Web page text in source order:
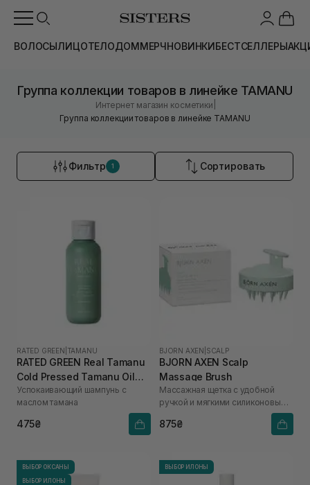
ВОЛОСЫЛИЦОТЕЛОДОММЕРЧНОВИНКИБЕСТСЕЛЛЕРЫ
Группа коллекции товаров в линейке TAMANU
Интернет магазин косметики
Группа коллекции товаров в линейке TAMANU
Фильтр 1 Сортировать
RATED GREEN TAMANU
RATED GREEN Real Tamanu
Cold Pressed Tamanu Oil
Soothing Scalp Shampoo
100 мл
Успокаивающий шампунь с
маслом тамана
475₴
BJORN AXEN SCALP
BJORN AXEN Scalp
Massage Brush
Массажная щетка с удобной
ручкой и мягкими силиконовыми
875₴
ВЫБОР ОКСАНЫ
ВЫБОР ИЛОНЫ
ВЫБОР ИЛОНЫ